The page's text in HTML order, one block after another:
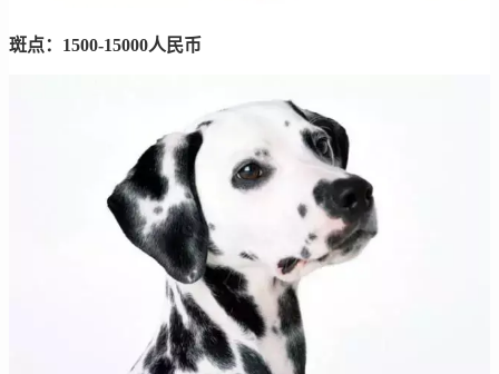
斑点：1500-15000人民币